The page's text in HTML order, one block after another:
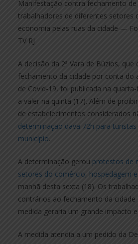
Manifestação contra fechamento de
trabalhadores de diferentes setores
economia pelas ruas da cidade —
TV RJ
A decisão da 2ª Vara de Búzios,
fechamento da cidade por conta do
de Covid-19, foi publicada na
a valer na quinta (17). Além de
de estabelecimentos considerados
determinação dava 72h para
município.
A determinação gerou protestos de
setores do comércio, hospedagem
manhã desta sexta (18). Os
contrários ao fechamento da cidade
medida geraria um grande impacto
A medida atendia a um pedido da